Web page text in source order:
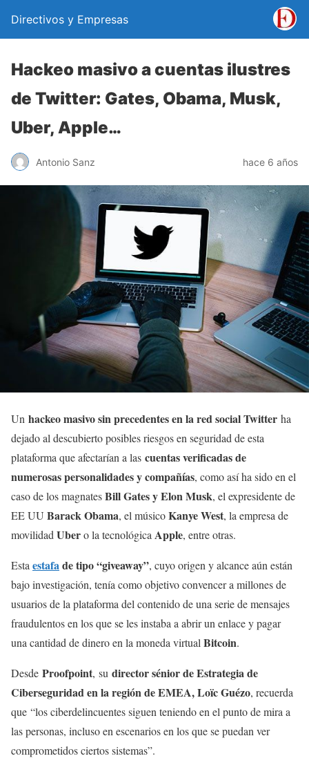
Directivos y Empresas
Hackeo masivo a cuentas ilustres
de Twitter: Gates, Obama, Musk,
Uber, Apple…
Antonio Sanz hace 6 años
Un hackeo masivo sin precedentes en la red social Twitter ha
dejado al descubierto posibles riesgos en seguridad de esta
plataforma que afectarían a las cuentas verificadas de
numerosas personalidades y compañías, como así ha sido en el
caso de los magnatesBill Gates y Elon Musk, el expresidente de
EE UU Barack Obama, el músicoKanye West, la empresa de
movilidad Ubero la tecnológica Apple, entre otras.
Esta estafade tipo “giveaway”, cuyo origen y alcance aún están
bajo investigación, tenía como objetivo convencer a millones de
usuarios de la plataforma del contenido de una serie de mensajes
fraudulentos en los que se les instaba a abrir un enlace y pagar
una cantidad de dinero en la moneda virtual Bitcoin.
Desde Proofpoint, su director sénior de Estrategia de
Ciberseguridad en la región de EMEA, Loïc Guézo, recuerda
que “los ciberdelincuentes siguen teniendo en el punto de mira a
las personas, incluso en escenarios en los que se puedan ver
comprometidos ciertos sistemas”.